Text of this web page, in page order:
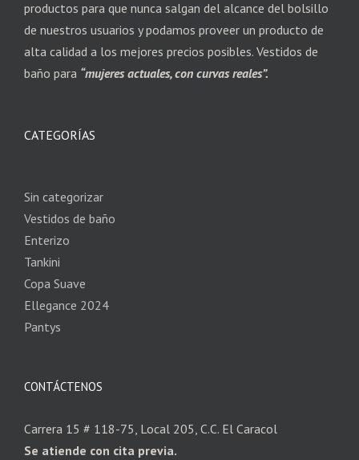
productos para que nunca salgan del alcance del bolsillo
de nuestros usuarios y podamos proveer un producto de
alta calidad a los mejores precios posibles. Vestidos de
baño para “mujeres actuales, con curvas reales”.
CATEGORÍAS
Sin categorizar
Vestidos de baño
Enterizo
Tankini
Copa Suave
Ellegance 2024
Pantys
CONTÁCTENOS
Carrera 15 # 118-75, Local 205, C.C. El Caracol
Se atiende con cita previa.